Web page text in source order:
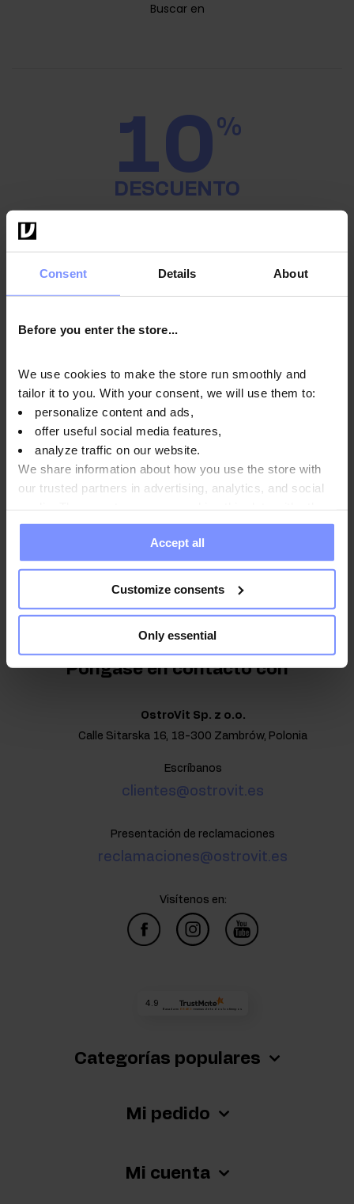
Consent Details About
Before you enter the store...
We use cookies to make the store run smoothly and
tailor it to you. With your consent, we will use them to:
personalize content and ads,
offer useful social media features,
analyze traffic on our website.
We share information about how you use the store with
our trusted partners in advertising, analytics, and social
information you have provided to them or that they have
collected when you use their services. Do you agree?
Accept all
Customize consents
Only essential
Buscar en
10%
DESCUENTO
DINERO
Suscríbase al boletín de noticias: ¡recibirá un código
* Cupón único. Descuento no acumulable a otras promociones y
Introduzca su dirección de correo electrónico
Inscríbete
Cancelar suscripción
la política de privacidad
Categorías populares
Mi pedido
Mi cuenta
Póngase en contacto con
OstroVit Sp. z o.o.
Calle Sitarska 16, 18-300 Zambrów, Polonia
Escríbanos
clientes@ostrovit.es
Presentación de reclamaciones
reclamaciones@ostrovit.es
Visítenos en:
4.9
Basada en 68 463 reseñas de todos los tiempos